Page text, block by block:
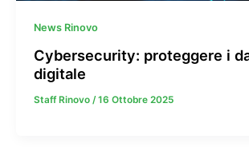
News Rinovo
Cybersecurity: proteggere i
digitale
Staff Rinovo /16 Ottobre 2025